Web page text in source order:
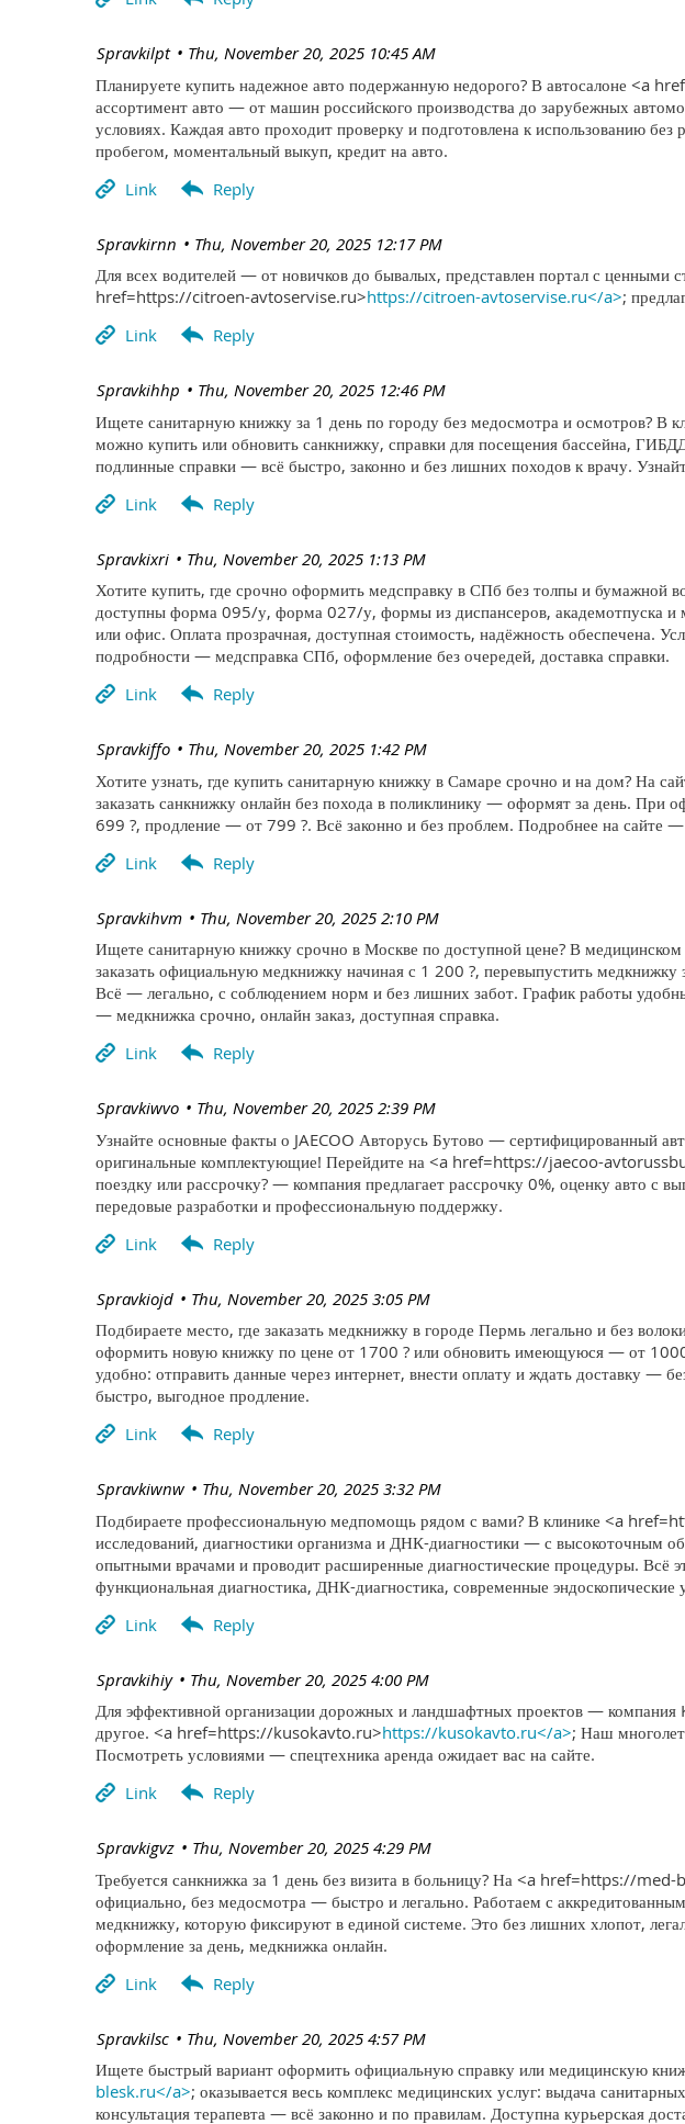
Thu, November 20, 2025 10:45 AM
| Spravkilpt
Планируете купить надежное авто подержанную недорого? В автосалоне <a
ассортимент авто — от машин российского производства до зарубежных
условиях. Каждая авто проходит проверку и подготовлена к использованию
пробегом, моментальный выкуп, кредит на авто.
Thu, November 20, 2025 12:17 PM
| Spravkirnn
Для всех водителей — от новичков до бывалых, представлен портал с
href=https://citroen-avtoservise.ru>https://citroen-avtoservise.ru</a>;
Thu, November 20, 2025 12:46 PM
| Spravkihhp
Ищете санитарную книжку за 1 день по городу без медосмотра и
можно купить или обновить санкнижку, справки для посещения бассейна,
подлинные справки — всё быстро, законно и без лишних походов к врачу.
Thu, November 20, 2025 1:13 PM
| Spravkixri
Хотите купить, где срочно оформить медсправку в СПб без толпы и
доступны форма 095/у, форма 027/у, формы из диспансеров, академотпуска и
или офис. Оплата прозрачная, доступная стоимость, надёжность обеспечена.
подробности — медсправка СПб, оформление без очередей, доставка справки.
Thu, November 20, 2025 1:42 PM
| Spravkiffo
Хотите узнать, где купить санитарную книжку в Самаре срочно и на дом?
заказать санкнижку онлайн без похода в поликлинику — оформят за день. При
699 ?, продление — от 799 ?. Всё законно и без проблем. Подробнее на сайте
Thu, November 20, 2025 2:10 PM
| Spravkihvm
Ищете санитарную книжку срочно в Москве по доступной цене? В
заказать официальную медкнижку начиная с 1 200 ?, перевыпустить
Всё — легально, с соблюдением норм и без лишних забот. График работы
— медкнижка срочно, онлайн заказ, доступная справка.
Thu, November 20, 2025 2:39 PM
| Spravkiwvo
Узнайте основные факты о JAECOO Авторусь Бутово — сертифицированный
оригинальные комплектующие! Перейдите на <a href=https://jaecoo-
поездку или рассрочку? — компания предлагает рассрочку 0%, оценку авто с
передовые разработки и профессиональную поддержку.
Thu, November 20, 2025 3:05 PM
| Spravkiojd
Подбираете место, где заказать медкнижку в городе Пермь легально и без
оформить новую книжку по цене от 1700 ? или обновить имеющуюся — от
удобно: отправить данные через интернет, внести оплату и ждать доставку
быстро, выгодное продление.
Thu, November 20, 2025 3:32 PM
| Spravkiwnw
Подбираете профессиональную медпомощь рядом с вами? В клинике <a
исследований, диагностики организма и ДНК-диагностики — с высокоточным
опытными врачами и проводит расширенные диагностические процедуры.
функциональная диагностика, ДНК-диагностика, современные эндоскопические
Thu, November 20, 2025 4:00 PM
| Spravkihiy
Для эффективной организации дорожных и ландшафтных проектов —
другое. <a href=https://kusokavto.ru>https://kusokavto.ru</a>; Наш
Посмотреть условиями — спецтехника аренда ожидает вас на сайте.
Thu, November 20, 2025 4:29 PM
| Spravkigvz
Требуется санкнижка за 1 день без визита в больницу? На <a href=https://
официально, без медосмотра — быстро и легально. Работаем с
медкнижку, которую фиксируют в единой системе. Это без лишних хлопот,
оформление за день, медкнижка онлайн.
Thu, November 20, 2025 4:57 PM
| Spravkilsc
Ищете быстрый вариант оформить официальную справку или медицинскую
blesk.ru</a>; оказывается весь комплекс медицинских услуг: выдача
консультация терапевта — всё законно и по правилам. Доступна курьерская